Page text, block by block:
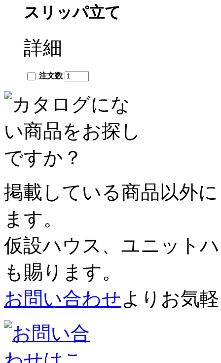
スリッパ立て
詳細
注文数
掲載している商品以外
ます。
仮設ハウス、ユニット
も賜ります。
お問い合わせよりお気